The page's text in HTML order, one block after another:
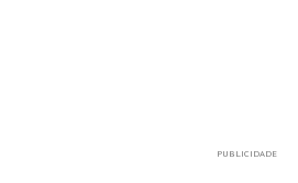
PUBLICIDADE